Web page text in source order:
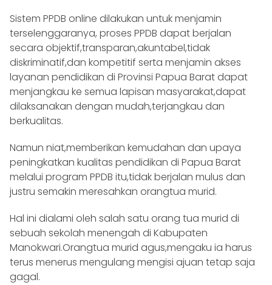
Sistem PPDB online dilakukan untuk menjamin
terselenggaranya, proses PPDB dapat berjalan
secara objektif,transparan,akuntabel,tidak
diskriminatif,dan kompetitif serta menjamin akses
layanan pendidikan di Provinsi Papua Barat dapat
menjangkau ke semua lapisan masyarakat,dapat
dilaksanakan dengan mudah,terjangkau dan
berkualitas.
Namun niat,memberikan kemudahan dan upaya
peningkatkan kualitas pendidikan di Papua Barat
melalui program PPDB itu,tidak berjalan mulus dan
justru semakin meresahkan orangtua murid.
Hal ini dialami oleh salah satu orang tua murid di
sebuah sekolah menengah di Kabupaten
Manokwari.Orangtua murid agus,mengaku ia harus
terus menerus mengulang mengisi ajuan tetap saja
gagal.